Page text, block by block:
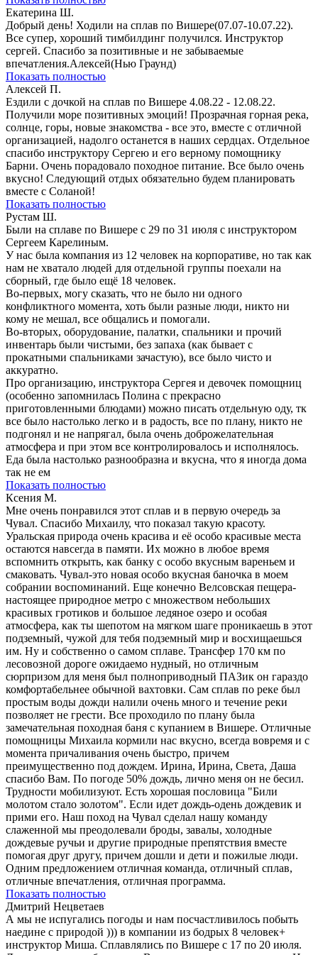
Екатерина Ш.
Добрый день! Ходили на сплав по Вишере(07.07-10.07.22).
Все супер, хороший тимбилдинг получился. Инструктор
сергей. Спасибо за позитивные и не забываемые
впечатления.Алексей(Нью Граунд)
Показать полностью
Алексей П.
Ездили с дочкой на сплав по Вишере 4.08.22 - 12.08.22.
Получили море позитивных эмоций! Прозрачная горная река,
солнце, горы, новые знакомства - все это, вместе с отличной
организацией, надолго останется в наших сердцах. Отдельное
спасибо инструктору Сергею и его верному помощнику
Барни. Очень порадовало походное питание. Все было очень
вкусно! Следующий отдых обязательно будем планировать
вместе с Соланой!
Показать полностью
Рустам Ш.
Были на сплаве по Вишере с 29 по 31 июля с инструктором
Сергеем Карелиным.
У нас была компания из 12 человек на корпоративе, но так как
нам не хватало людей для отдельной группы поехали на
сборный, где было ещё 18 человек.
Во-первых, могу сказать, что не было ни одного
конфликтного момента, хоть были разные люди, никто ни
кому не мешал, все общались и помогали.
Во-вторых, оборудование, палатки, спальники и прочий
инвентарь были чистыми, без запаха (как бывает с
прокатными спальниками зачастую), все было чисто и
аккуратно.
Про организацию, инструктора Сергея и девочек помощниц
(особенно запомнилась Полина с прекрасно
приготовленными блюдами) можно писать отдельную оду, тк
все было настолько легко и в радость, все по плану, никто не
подгонял и не напрягал, была очень доброжелательная
атмосфера и при этом все контролировалось и исполнялось.
Еда была настолько разнообразна и вкусна, что я иногда дома
так не ем
Показать полностью
Ксения М.
Мне очень понравился этот сплав и в первую очередь за
Чувал. Спасибо Михаилу, что показал такую красоту.
Уральская природа очень красива и её особо красивые места
остаются навсегда в памяти. Их можно в любое время
вспомнить открыть, как банку с особо вкусным вареньем и
смаковать. Чувал-это новая особо вкусная баночка в моем
собрании воспоминаний. Еще конечно Велсовская пещера-
настоящее природное метро с множеством небольших
красивых гротиков и большое ледяное озеро и особая
атмосфера, как ты шепотом на мягком шаге проникаешь в этот
подземный, чужой для тебя подземный мир и восхищаешься
им. Ну и собственно о самом сплаве. Трансфер 170 км по
лесовозной дороге ожидаемо нудный, но отличным
сюрпризом для меня был полноприводный ПАЗик он гараздо
комфортабельнее обычной вахтовки. Сам сплав по реке был
простым воды дожди налили очень много и течение реки
позволяет не грести. Все проходило по плану была
замечательная походная баня с купанием в Вишере. Отличные
помощницы Михаила кормили нас вкусно, всегда вовремя и с
момента причаливания очень быстро, причем
преимущественно под дождем. Ирина, Ирина, Света, Даша
спасибо Вам. По погоде 50% дождь, лично меня он не бесил.
Трудности мобилизуют. Есть хорошая пословица "Били
молотом стало золотом". Если идет дождь-одень дождевик и
прими его. Наш поход на Чувал сделал нашу команду
слаженной мы преодолевали броды, завалы, холодные
дождевые ручьи и другие природные препятствия вместе
помогая друг другу, причем дошли и дети и пожилые люди.
Одним предложением отличная команда, отличный сплав,
отличные впечатления, отличная программа.
Показать полностью
Дмитрий Нецветаев
А мы не испугались погоды и нам посчастливилось побыть
наедине с природой ))) в компании из бодрых 8 человек+
инструктор Миша. Сплавлялись по Вишере с 17 по 20 июля.